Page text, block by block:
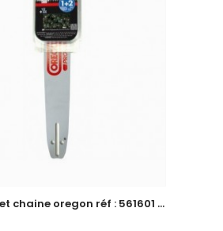
l
ot guide et chaine oregon réf : 561601 en stock